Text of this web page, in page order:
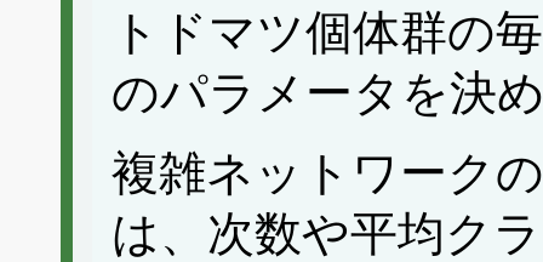
トドマツ個体群の
のパラメータを決
複雑ネットワーク
は、次数や平均ク